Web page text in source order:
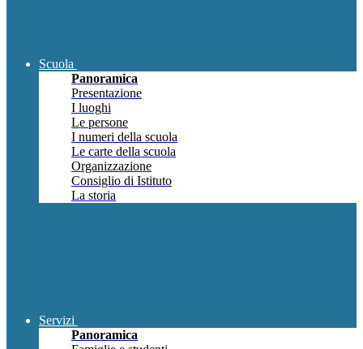
Scuola
Panoramica
Presentazione
I luoghi
Le persone
I numeri della scuola
Le carte della scuola
Organizzazione
Consiglio di Istituto
La storia
Servizi
Panoramica